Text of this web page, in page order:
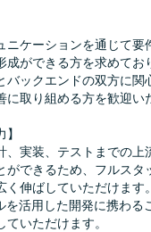
ニケーションを通じて要
ができる方を求めてお
バックエンドの双方に関
取り組める方を歓迎い
、実装、テストまでの上
ができるため、フルスタ
伸ばしていただけます。
を活用した開発に携わる
いただけます。